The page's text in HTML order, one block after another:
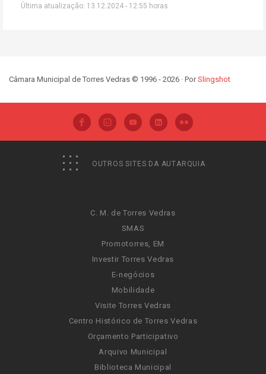
Última atualização: 13.12.2024 - 12:55 horas
Câmara Municipal de Torres Vedras © 1996 - 2026 · PorSlingshot
OUTROS SITES DA AUTARQUIA
C. M. de Torres Vedras
SMAS
Promotorres, EM
Investir Torres Vedras
E-negócios
Mobilidade
Visite Torres Vedras
Centro Histórico de Torres Vedras
Orçamento Participativo
Arquivo Municipal
Biblioteca Municipal